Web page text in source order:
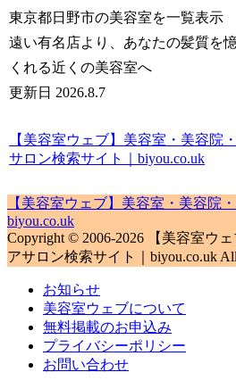
東京都日野市の美容室を一覧表示
遠い有名店より、あなたの髪質を
くれる近くの美容室へ
更新日 2026.8.7
【美容室ウェブ】美容室・美容院
サロン検索サイト｜biyou.co.uk
【美容室ウェブ】美容室・美容院
biyou.co.uk
Copyright © 2006-2026 【美容室ウ
アサロン検索サイト｜biyou.co.uk All
お知らせ
美容室ウェブについて
無料掲載のお申込み
プライバシーポリシー
お問い合わせ